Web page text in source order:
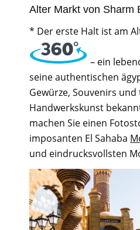
Alter Markt von Sharm
* Der erste Halt ist am
– ein
seine authentischen
Gewürze, Souvenirs
Handwerkskunst
machen Sie einen
imposanten El Sahaba
und eindrucksvollsten